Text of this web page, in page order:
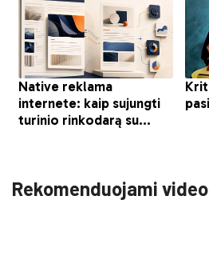
Rekomenduojami video